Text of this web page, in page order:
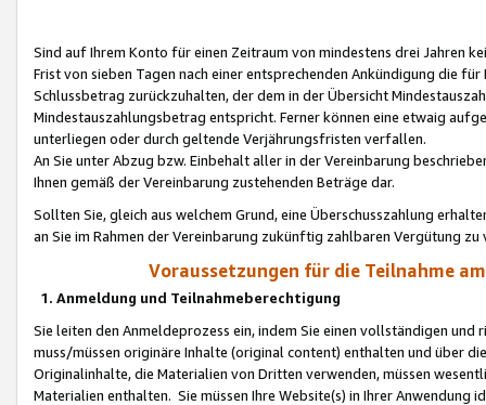
Sind auf Ihrem Konto für einen Zeitraum von mindestens drei Jahren
Frist von sieben Tagen nach einer entsprechenden Ankündigung die
Schlussbetrag zurückzuhalten, der dem in der Übersicht
Mindestauszahlungsbetrag entspricht. Ferner können eine etwaig
unterliegen oder durch geltende Verjährungsfristen verfallen.
An Sie unter Abzug bzw. Einbehalt aller in der Vereinbarung
Ihnen gemäß der Vereinbarung zustehenden Beträge dar.
Sollten Sie, gleich aus welchem Grund, eine Überschusszahlung
an Sie im Rahmen der Vereinbarung zukünftig zahlbaren Vergütung zu
Voraussetzungen für die Teilnahme
1. Anmeldung und Teilnahmeberechtigung
Sie leiten den Anmeldeprozess ein, indem Sie einen vollständigen
muss/müssen originäre Inhalte (original content) enthalten und über
Originalinhalte, die Materialien von Dritten verwenden, müssen
Materialien enthalten. Sie müssen Ihre Website(s) in Ihrer Anwendung